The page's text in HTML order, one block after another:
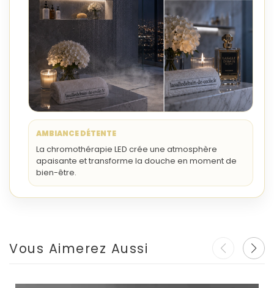
AMBIANCE DÉTENTE
La chromothérapie LED crée une atmosphère
apaisante et transforme la douche en moment de
bien-être.
Vous Aimerez Aussi